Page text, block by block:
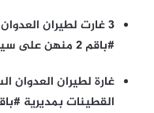
3 غارت لطيران
#باقم 2 منهن على سيارة احد المواطنين
غارة لطيران العدوان
القطينات بمديرية